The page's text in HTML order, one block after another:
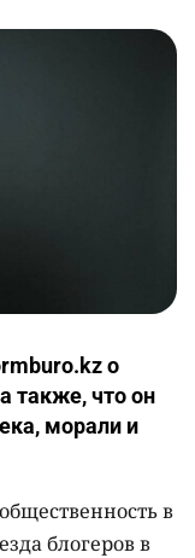
о
также, что он
морали и
в
блогеров в